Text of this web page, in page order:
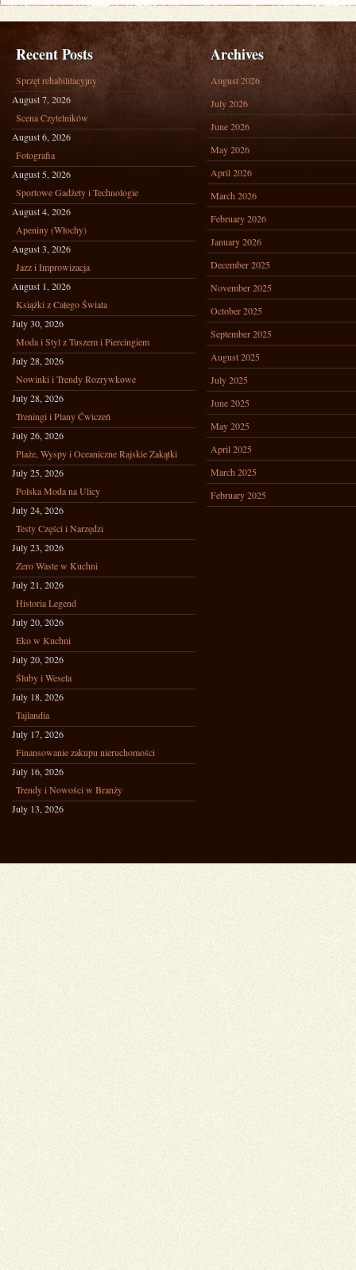
Recent Posts
Sprzęt rehabilitacyjny
August 7, 2026
Scena Czytelników
August 6, 2026
Fotografia
August 5, 2026
Sportowe Gadżety i Technologie
August 4, 2026
Apeniny (Włochy)
August 3, 2026
Jazz i Improwizacja
August 1, 2026
Książki z Całego Świata
July 30, 2026
Moda i Styl z Tuszem i Piercingiem
July 28, 2026
Nowinki i Trendy Rozrywkowe
July 28, 2026
Treningi i Plany Ćwiczeń
July 26, 2026
Plaże, Wyspy i Oceaniczne Rajskie Zakątki
July 25, 2026
Polska Moda na Ulicy
July 24, 2026
Testy Części i Narzędzi
July 23, 2026
Zero Waste w Kuchni
July 21, 2026
Historia Legend
July 20, 2026
Eko w Kuchni
July 20, 2026
Śluby i Wesela
July 18, 2026
Tajlandia
July 17, 2026
Finansowanie zakupu nieruchomości
July 16, 2026
Trendy i Nowości w Branży
July 13, 2026
Archives
August 2026
July 2026
June 2026
May 2026
April 2026
March 2026
February 2026
January 2026
December 2025
November 2025
October 2025
September 2025
August 2025
July 2025
June 2025
May 2025
April 2025
March 2025
February 2025